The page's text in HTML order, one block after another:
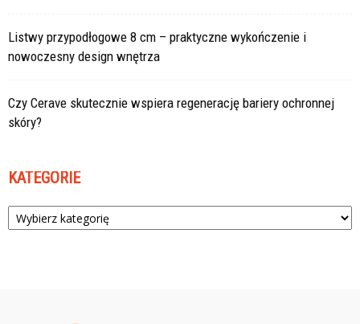
Listwy przypodłogowe 8 cm – praktyczne wykończenie i
nowoczesny design wnętrza
Czy Cerave skutecznie wspiera regenerację bariery ochronnej
skóry?
KATEGORIE
Kategorie